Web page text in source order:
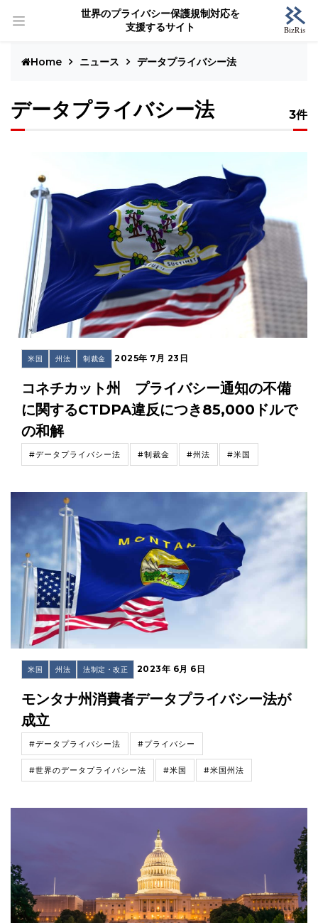
世界のプライバシー保護規制対応を
支援するサイト
Home ニュース データプライバシー法
データプライバシー法 3件
米国 州法 制裁金 2025年 7月 23日
コネチカット州 プライバシー通知の不備
に関するCTDPA違反につき85,000ドルで
の和解
#データプライバシー法 #制裁金 #州法 #米国
米国 州法 法制定・改正 2023年 6月 6日
モンタナ州消費者データプライバシー法が
成立
#データプライバシー法 #プライバシー
#世界のデータプライバシー法 #米国 #米国州法